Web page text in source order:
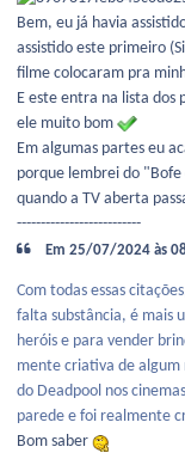
Bem, eu já havia
assistido este primeiro
filme colocaram pra
E este entra na lista dos
ele muito bom
Em algumas partes eu
porque lembrei do "Bofe
quando a TV aberta
--------------------------
Em 25/07/2024 às
Com todas essas
falta substância, é mais
heróis e para vender
mente criativa de
do Deadpool nos
parede e foi realmente
Bom saber